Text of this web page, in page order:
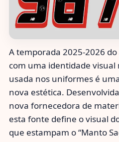
A temporada 2025-2026 do
com uma identidade
usada nos uniformes é
nova estética.
nova fornecedora de
esta fonte define o visual
que estampam o “Manto